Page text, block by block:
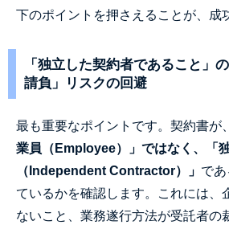
下のポイントを押さえることが、成
「独立した契約者であること」
請負」リスクの回避
最も重要なポイントです。契約書が
業員（Employee）」ではなく、「
（Independent Contractor）」 で
ているかを確認します。これには、
ないこと、業務遂行方法が受託者の